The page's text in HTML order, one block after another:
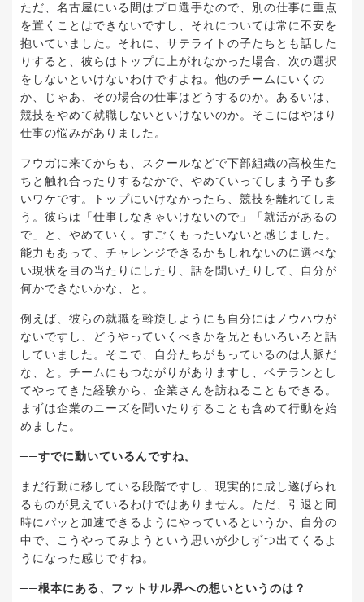
ただ、名古屋にいる間はプロ選手なので、別の仕事に重点
を置くことはできないですし、それについては常に不安を
抱いていました。それに、サテライトの子たちとも話した
りすると、彼らはトップに上がれなかった場合、次の選択
をしないといけないわけですよね。他のチームにいくの
か、じゃあ、その場合の仕事はどうするのか。あるいは、
競技をやめて就職しないといけないのか。そこにはやはり
仕事の悩みがありました。
フウガに来てからも、スクールなどで下部組織の高校生た
ちと触れ合ったりするなかで、やめていってしまう子も多
いワケです。トップにいけなかったら、競技を離れてしま
う。彼らは「仕事しなきゃいけないので」「就活があるの
で」と、やめていく。すごくもったいないと感じました。
能力もあって、チャレンジできるかもしれないのに選べな
い現状を目の当たりにしたり、話を聞いたりして、自分が
何かできないかな、と。
例えば、彼らの就職を斡旋しようにも自分にはノウハウが
ないですし、どうやっていくべきかを兄ともいろいろと話
していました。そこで、自分たちがもっているのは人脈だ
な、と。チームにもつながりがありますし、ベテランとし
てやってきた経験から、企業さんを訪ねることもできる。
まずは企業のニーズを聞いたりすることも含めて行動を始
めました。
──すでに動いているんですね。
まだ行動に移している段階ですし、現実的に成し遂げられ
るものが見えているわけではありません。ただ、引退と同
時にパッと加速できるようにやっているというか、自分の
中で、こうやってみようという思いが少しずつ出てくるよ
うになった感じですね。
──根本にある、フットサル界への想いというのは？